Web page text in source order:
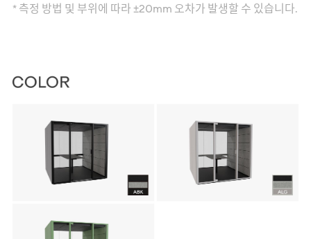
* 측정 방법 및 부위에 따라 ±20mm 오차가 발생할 수 있습니다.